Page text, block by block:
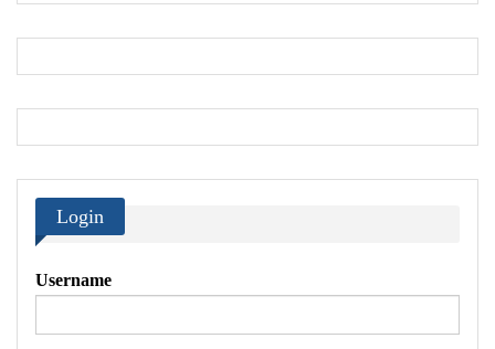
Login
Username